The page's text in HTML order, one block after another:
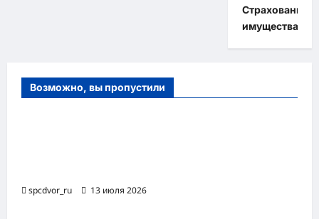
Страхование
имущества
Возможно, вы пропустили
spcdvor_ru 13 июля 2026